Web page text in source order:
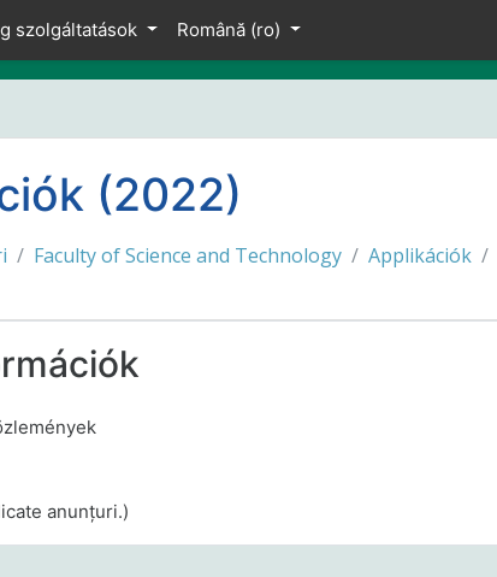
szolgáltatások Română ‎(ro)‎
(2022)
Faculty of Science and Technology Applikációk
anunțuri.)